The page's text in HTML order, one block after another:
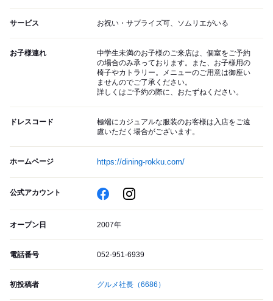
サービス お祝い・サプライズ可、ソムリエがいる
お子様連れ
中学生未満のお子様のご来店は、個室をご予約
の場合のみ承っております。また、お子様用の
椅子やカトラリー。メニューのご用意は御座い
ませんのでご了承ください。
詳しくはご予約の際に、おたずねください。
ドレスコード
極端にカジュアルな服装のお客様は入店をご遠
慮いただく場合がございます。
ホームページ https://dining-rokku.com/
公式アカウント
オープン日 2007年
電話番号 052-951-6939
初投稿者 グルメ社長 （6686）